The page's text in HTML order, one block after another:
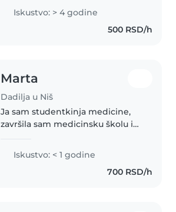
sa decom, kao i više od dve
godine radnog iskustva na
poziciji animatora u igraonici
Iskustvo: > 4 godine
500 RSD/h
Marta
Dadilja u Niš
Ja sam studentkinja medicine,
završila sam medicinsku školu i
znači da je zdravlje i bezbednost
Vaše dece kod mene na prvom
Iskustvo: < 1 godine
700 RSD/h